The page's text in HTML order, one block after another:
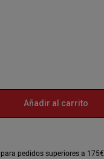
Añadir al carrito
pedidos superiores a 175€